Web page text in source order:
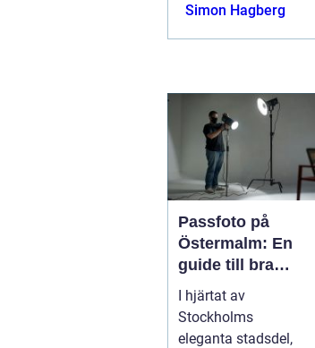
Simon Hagberg
Passfoto på
Östermalm: En
guide till bra
porträttfotografe
ring
I hjärtat av
Stockholms
eleganta stadsdel,